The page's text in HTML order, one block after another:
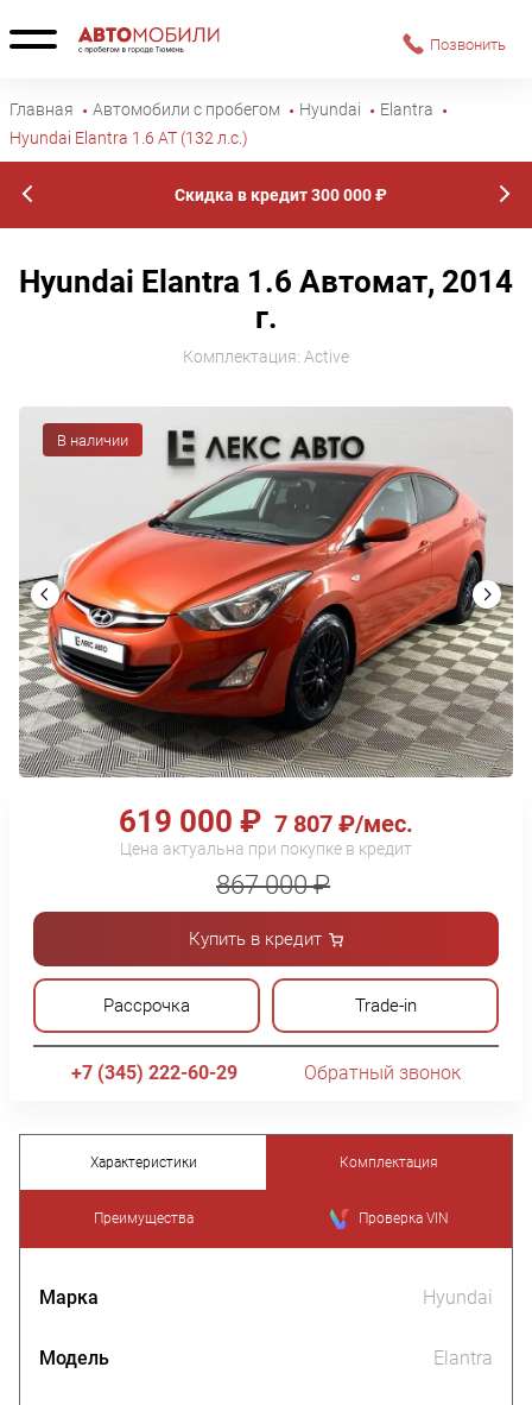
Позвонить
Главная Автомобили с пробегом Hyundai
Elantra
Hyundai Elantra 1.6 AT (132 л.с.)
Скидка в кредит 300 000 ₽
619 000 ₽ 7 807 ₽/мес.
Цена актуальна при покупке в кредит
867 000 ₽
Купить в кредит
Рассрочка Trade-in
+7 (345) 222-60-29 Обратный звонок
Hyundai Elantra 1.6 Автомат, 2014
г.
Комплектация: Active
В наличии
Характеристики Комплектация
Преимущества Проверка VIN
Марка Hyundai
Модель Elantra